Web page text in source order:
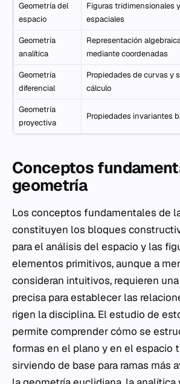
Geometría del
espacio
Figuras tridimensionales
espaciales
Geometría
analítica
Representación
mediante coordenadas
Geometría
diferencial
Propiedades de curvas y
cálculo
Geometría
proyectiva
Propiedades invariantes
Conceptos
geometría
Los conceptos fundamentales de
constituyen los bloques
para el análisis del espacio y las
elementos primitivos, aunque a
consideran intuitivos, requieren
precisa para establecer las
rigen la disciplina. El estudio de
permite comprender cómo se
formas en el plano y en el espacio
sirviendo de base para ramas más